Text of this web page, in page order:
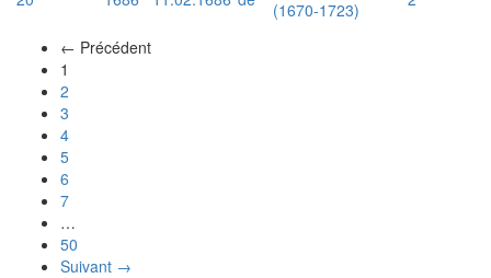
(1670-1723)
← Précédent
1
2
3
4
5
6
7
…
50
Suivant →